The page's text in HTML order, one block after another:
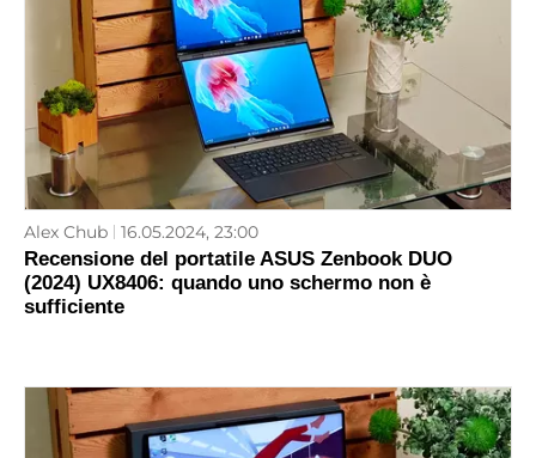
Alex Chub 16.05.2024, 23:00
Recensione del portatile ASUS Zenbook DUO
(2024) UX8406: quando uno schermo non è
sufficiente